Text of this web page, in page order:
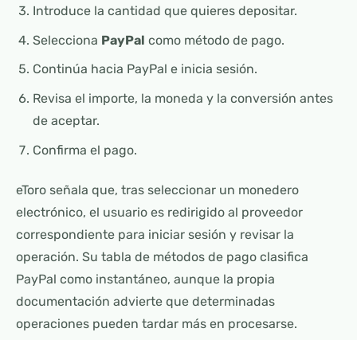
Introduce la cantidad que quieres depositar.
Selecciona PayPal como método de pago.
Continúa hacia PayPal e inicia sesión.
Revisa el importe, la moneda y la conversión antes
de aceptar.
Confirma el pago.
eToro señala que, tras seleccionar un monedero
electrónico, el usuario es redirigido al proveedor
correspondiente para iniciar sesión y revisar la
operación. Su tabla de métodos de pago clasifica
PayPal como instantáneo, aunque la propia
documentación advierte que determinadas
operaciones pueden tardar más en procesarse.